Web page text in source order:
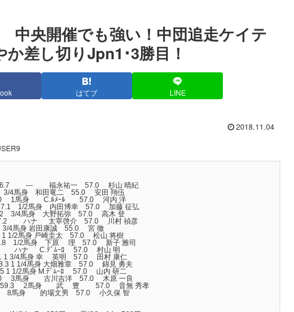
央開催でも強い！中団追走ケイテ
差し切りJpn1･3勝目！
はてブ LINE
2018.11.04
--- 福永祐一 57.0 杉山 晴紀
4馬身 和田竜二 55.0 安田 翔伍
1馬身 C.ﾙﾒｰﾙ 57.0 河内 洋
2馬身 内田博幸 57.0 加藤 征弘
3/4馬身 大野拓弥 57.0 高木 登
ハナ 太宰啓介 57.0 川村 禎彦
4馬身 岩田康誠 55.0 宮 徹
馬身 戸崎圭太 57.0 松山 将樹
2馬身 下原 理 57.0 新子 雅司
ハナ C.ﾃﾞﾑｰﾛ 57.0 村山 明
4馬身 幸 英明 57.0 田村 康仁
1/4馬身 大畑雅章 57.0 錦見 勇夫
1/2馬身 M.ﾃﾞﾑｰﾛ 57.0 山内 研二
3馬身 古川吉洋 57.0 木原 一良
2馬身 武 豊 57.0 音無 秀孝
8馬身 的場文男 57.0 小久保 智